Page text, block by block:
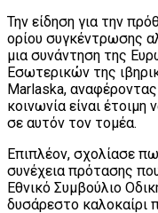
Την είδηση για την
ορίου συγκέντρωσης
μια συνάντηση της
Εσωτερικών της
Marlaska,
κοινωνία είναι
σε αυτόν τον τομέα.
Επιπλέον, σχολίασε
συνέχεια πρότασης
Εθνικό Συμβούλιο
δυσάρεστο καλοκαίρι